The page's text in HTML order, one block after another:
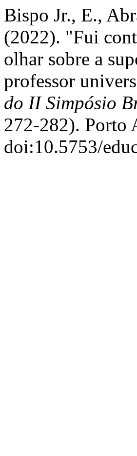
Bispo Jr., E.,
(2022). "Fui
olhar sobre a
professor
do II Simpósio
272-282). Porto
doi:10.5753/